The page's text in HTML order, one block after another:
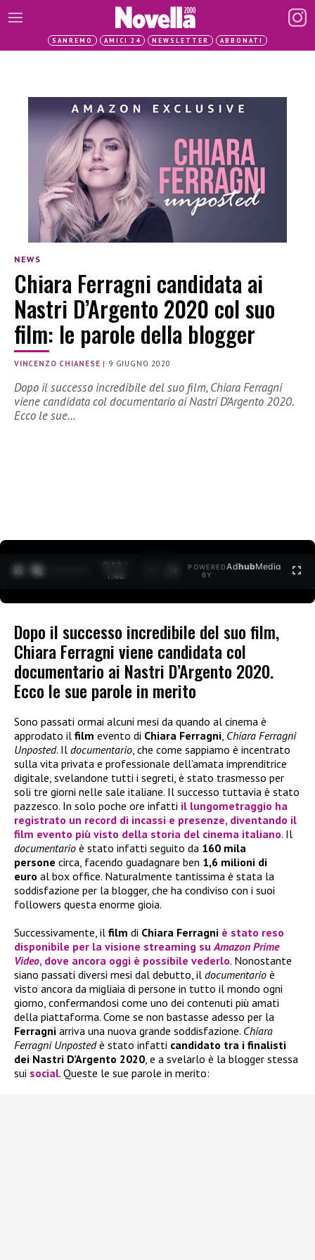
SANREMO AMICI 24 NEWSLETTER ABBONATI
NEWS
Chiara Ferragni candidata ai
Nastri D’Argento 2020 col suo
film: le parole della blogger
VINCENZO CHIANESE | 9 GIUGNO 2020
Dopo il successo incredibile del suo film, Chiara Ferragni
viene candidata col documentario ai Nastri D’Argento 2020.
Ecco le sue…
0:12 /
1:40
POWERED
BY
AdhubMedia
Dopo il successo incredibile del suo film,
Chiara Ferragni viene candidata col
documentario ai Nastri D’Argento 2020.
Ecco le sue parole in merito
Sono passati ormai alcuni mesi da quando al cinema è
approdato il film evento di Chiara Ferragni, Chiara Ferragni
Unposted. Il documentario, che come sappiamo è incentrato
sulla vita privata e professionale dell’amata imprenditrice
digitale, svelandone tutti i segreti, è stato trasmesso per
soli tre giorni nelle sale italiane. Il successo tuttavia è stato
pazzesco. In solo poche ore infatti il lungometraggio ha
registrato un record di incassi e presenze, diventando il
film evento più visto della storia del cinema italiano. Il
documentario è stato infatti seguito da 160 mila
persone circa, facendo guadagnare ben 1,6 milioni di
euro al box office. Naturalmente tantissima è stata la
soddisfazione per la blogger, che ha condiviso con i suoi
followers questa enorme gioia.
Successivamente, il film di Chiara Ferragni è stato reso
disponibile per la visione streaming suAmazon Prime
Video, dove ancora oggi è possibile vederlo. Nonostante
siano passati diversi mesi dal debutto, il documentario è
visto ancora da migliaia di persone in tutto il mondo ogni
giorno, confermandosi come uno dei contenuti più amati
della piattaforma. Come se non bastasse adesso per la
Ferragni arriva una nuova grande soddisfazione. Chiara
Ferragni Unpostedè stato infatti candidato tra i finalisti
dei Nastri D’Argento 2020, e a svelarlo è la blogger stessa
sui social. Queste le sue parole in merito: